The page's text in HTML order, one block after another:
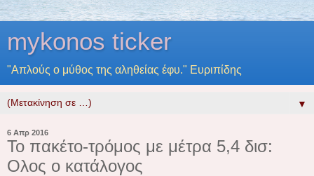
mykonos ticker
"Απλούς ο μύθος της αληθείας έφυ." Ευριπίδης
▼
6 Απρ 2016
Το πακέτο-τρόμος με μέτρα 5,4 δισ:
Ολος ο κατάλογος